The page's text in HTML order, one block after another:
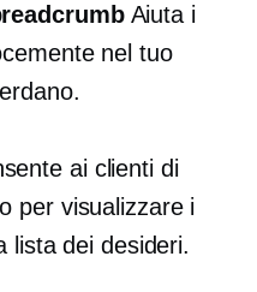
Aiuta i
nel tuo
ai clienti di
per visualizzare i
lista dei desideri.